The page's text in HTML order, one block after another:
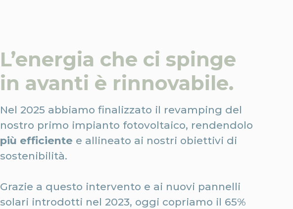
L’energia che ci spinge
in avanti è rinnovabile.
Nel 2025 abbiamo finalizzato il revamping del
nostro primo impianto fotovoltaico, rendendolo
più efficiente e allineato ai nostri obiettivi di
sostenibilità.
Grazie a questo intervento e ai nuovi pannelli
solari introdotti nel 2023, oggi copriamo il 65%